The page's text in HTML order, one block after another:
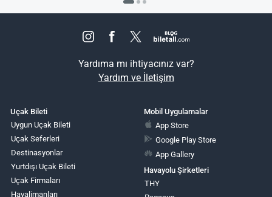
Yardıma mı ihtiyacınız var?
Yardım ve İletişim
Uçak Bileti
Uygun Uçak Bileti
Uçak Seferleri
Destinasyonlar
Yurtdışı Uçak Bileti
Uçak Firmaları
Havalimanları
Mobil Uygulamalar
App Store
Google Play Store
App Gallery
Havayolu Şirketleri
THY